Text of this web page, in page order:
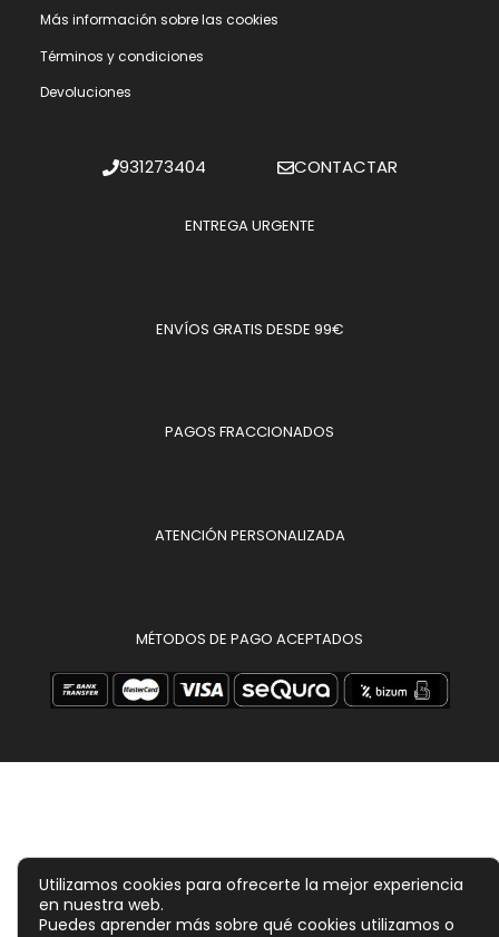
Más información sobre las cookies
Términos y condiciones
Devoluciones
931273404 CONTACTAR
ENTREGA URGENTE
ENVÍOS GRATIS DESDE 99€
PAGOS FRACCIONADOS
ATENCIÓN PERSONALIZADA
MÉTODOS DE PAGO ACEPTADOS
Utilizamos cookies para ofrecerte la mejor experiencia
en nuestra web.
Puedes aprender más sobre qué cookies utilizamos o